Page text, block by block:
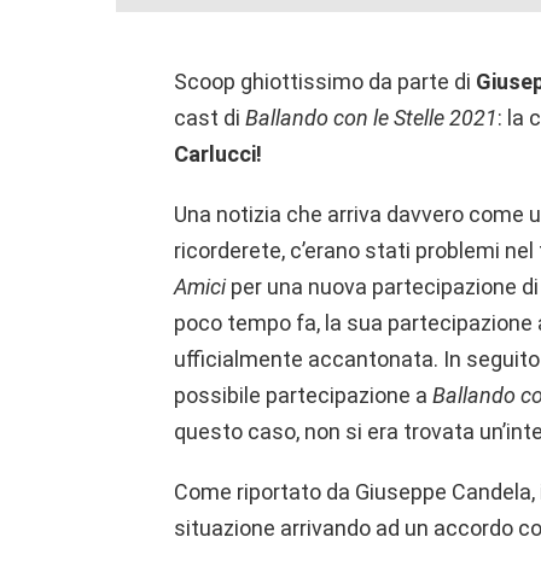
Scoop ghiottissimo da parte di
cast di Ballando con le Stelle 2021: la
Carlucci!
Una notizia che arriva davvero come
ricorderete, c’erano stati problemi
Amiciper una nuova partecipazione
poco tempo fa, la sua partecipazione
ufficialmente accantonata. In
possibile partecipazione a Ballando
questo caso, non si era trovata
Come riportato da Giuseppe
situazione arrivando ad un accordo